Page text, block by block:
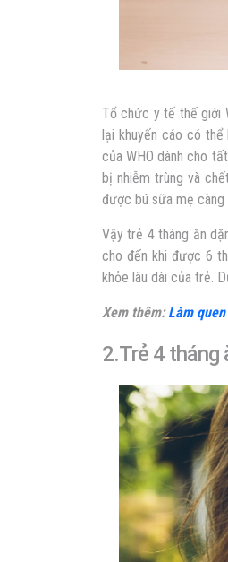
Tổ chức y tế thế giới
lại khuyến cáo có
của WHO dành cho
bị nhiễm trùng và
được bú sữa mẹ càng
Vậytrẻ 4 tháng ăn
cho đến khi được 6
khỏe lâu dài của trẻ.
Xem thêm:Làm
2.Trẻ 4 tháng